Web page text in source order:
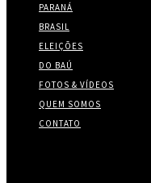
PARANÁ
BRASIL
ELEIÇÕES
DO BAÚ
FOTOS & VÍDEOS
QUEM SOMOS
CONTATO